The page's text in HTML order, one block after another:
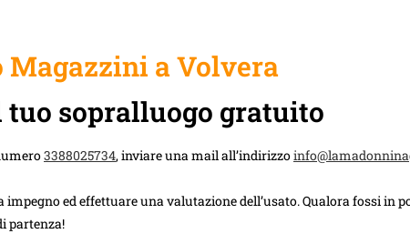
Magazzini a Volvera
tuo sopralluogo gratuito
3388025734, inviare una mail all’indirizzo
ed effettuare una valutazione dell’usato. Qualora fossi in
partenza!